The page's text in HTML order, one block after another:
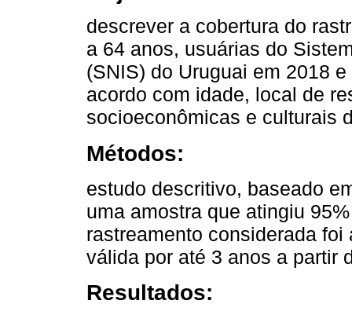
descrever a cobertura do
a 64 anos, usuárias do
(SNIS) do Uruguai em 2018
acordo com idade, local de
socioeconômicas e culturais
Métodos:
estudo descritivo, baseado
uma amostra que atingiu
rastreamento considerada
válida por até 3 anos a partir
Resultados: